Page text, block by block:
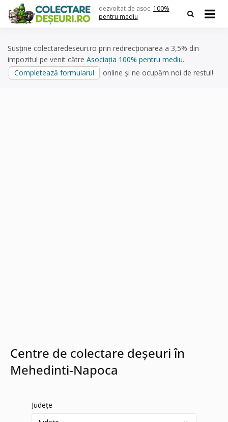
content
dezvoltat de asoc. 100%
pentru mediu
Susține colectaredeseuri.ro prin redirecționarea a 3,5% din
impozitul pe venit către Asociația 100% pentru mediu.
Completează formularul
online și ne ocupăm noi de restul!
Centre de colectare deșeuri în
Mehedinti-Napoca
Județe